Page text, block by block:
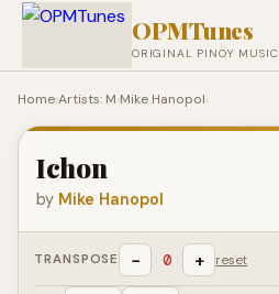
OPMTunes
ORIGINAL PINOY MUSIC
Home›Artists: M›Mike Hanopol›
Ichon
by Mike Hanopol
TRANSPOSE − 0 + reset